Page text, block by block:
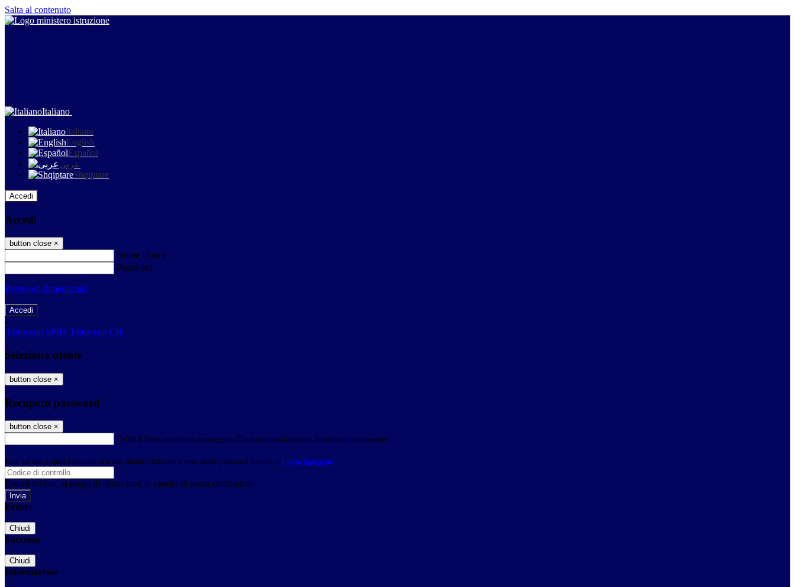
Salta al contenuto
Italiano
Italiano
English
Español
عربى
Shqiptare
Accedi
Accedi
button close ×
Nome Utente
Password
Password dimenticata?
-
Entra con SPID Entra con CIE
Seleziona utente
button close ×
Recupero password
button close ×
E-mail Verrà inviato un messaggio all'indirizzo indicato con le istruzioni necessarie.
Non hai una e-mail associata al nome utente? Effettua il reset della password tramite la Login Spaggiari
E-mail inviata, si prega di controllare la casella di posta elettronica!
Errore
Chiudi
Successo
Chiudi
Informazione